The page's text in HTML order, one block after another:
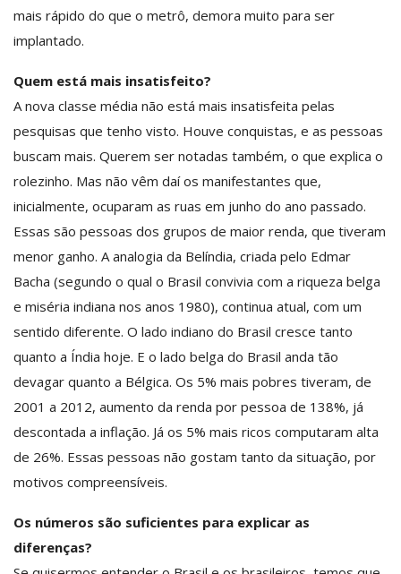
mais rápido do que o metrô, demora muito para ser
implantado.
Quem está mais insatisfeito?
A nova classe média não está mais insatisfeita pelas
pesquisas que tenho visto. Houve conquistas, e as pessoas
buscam mais. Querem ser notadas também, o que explica o
rolezinho. Mas não vêm daí os manifestantes que,
inicialmente, ocuparam as ruas em junho do ano passado.
Essas são pessoas dos grupos de maior renda, que tiveram
menor ganho. A analogia da Belíndia, criada pelo Edmar
Bacha (segundo o qual o Brasil convivia com a riqueza belga
e miséria indiana nos anos 1980), continua atual, com um
sentido diferente. O lado indiano do Brasil cresce tanto
quanto a Índia hoje. E o lado belga do Brasil anda tão
devagar quanto a Bélgica. Os 5% mais pobres tiveram, de
2001 a 2012, aumento da renda por pessoa de 138%, já
descontada a inflação. Já os 5% mais ricos computaram alta
de 26%. Essas pessoas não gostam tanto da situação, por
motivos compreensíveis.
Os números são suficientes para explicar as
diferenças?